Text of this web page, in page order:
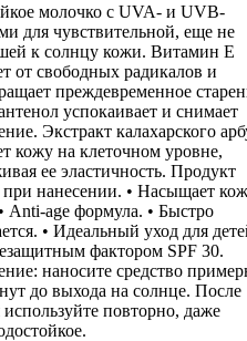
молочко с UVA- и UVB-
для чувствительной, еще не
к солнцу кожи. Витамин E
от свободных радикалов и
преждевременное
успокаивает и снимает
Экстракт калахарского
кожу на клеточном уровне,
ее эластичность. Продукт
при нанесении. • Насыщает
Anti-age формула. • Быстро
• Идеальный уход для
фактором SPF 30.
наносите средство
до выхода на солнце. После
повторно, даже